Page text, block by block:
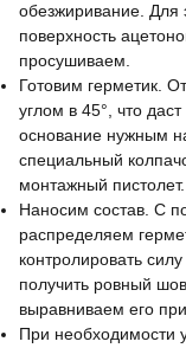
обезжиривание. Для
поверхность
просушиваем.
Готовим герметик.
углом в 45°, что
основание нужным
специальный
монтажный пистолет.
Наносим состав. С
распределяем
контролировать
получить ровный
выравниваем его
При необходимости